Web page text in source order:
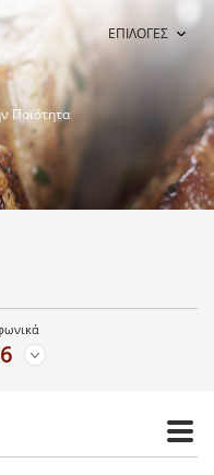
ΕΠΙΛΟΓΕΣ
Ποιότητα